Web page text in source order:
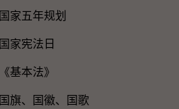
国家五年规划
国家宪法日
《基本法》
国旗、国徽、国歌